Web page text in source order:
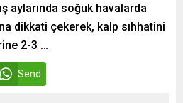
aylarında soğuk havalarda
dikkati çekerek, kalp sıhhatini
2-3 …
Send